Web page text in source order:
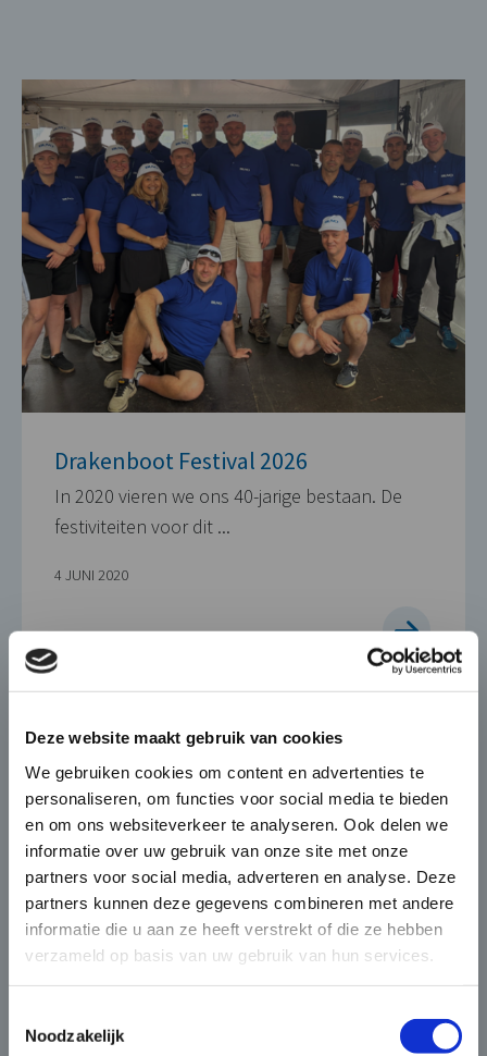
Deze website maakt gebruik van cookies
We gebruiken cookies om content en advertenties te
personaliseren, om functies voor social media te bieden
en om ons websiteverkeer te analyseren. Ook delen we
informatie over uw gebruik van onze site met onze
partners voor social media, adverteren en analyse. Deze
partners kunnen deze gegevens combineren met andere
informatie die u aan ze heeft verstrekt of die ze hebben
verzameld op basis van uw gebruik van hun services.
Noodzakelijk
Drakenboot Festival 2026
In 2020 vieren we ons 40-jarige bestaan. De
festiviteiten voor dit ...
4 JUNI 2020
Mobility
De automobiel markt verandert
snel en BUVO Castings speelt hier
naadloos op in met haar
complexe en high end gietdelen
die zorgen voor
gewichtsbesparing én
warmteafvoer in elektronisch
“Met de elektrificatie van voertuigen is in
×